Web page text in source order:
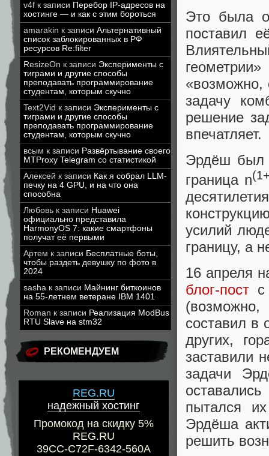
v4f к записи Перебор IP-адресов на
хостинге — и как с этим бороться
amarakin к записи Альтернативный
список заблокированных в РФ
ресурсов Re:filter
ResizeOn к записи Эксперименты с
тиграми и другие способы
преподавать программирование
студентам, которым скучно
Text2Vid к записи Эксперименты с
тиграми и другие способы
преподавать программирование
студентам, которым скучно
всым к записи Развёртывание своего
MTProxy Telegram со статистикой
Алексей к записи Как я собрал LLM-
печку на 4 GPU, и на что она
способна
Любовь к записи Huawei
официально представила
HarmonyOS 7: какие смартфоны
получат её первыми
Артем к записи Бесплатные боты,
чтобы раздеть девушку по фото в
2024
sasha к записи Майнинг биткоинов
на 55-летнем ветеране IBM 1401
Roman к записи Реализация ModBus
RTU Slave на stm32
РЕКОМЕНДУЕМ
REG.RU
надежный хостинг
Промокод на скидку 5%
REG.RU
39CC-C72F-6342-560A
Это была
поставил
«возможно,
задачу
решение
впечатляет.
Эрдёш был
граница n
усилий
границу, а
16 апреля
блог-пост с
составил в
других,
заставили
задачи
пытался
Эрдёша
решить